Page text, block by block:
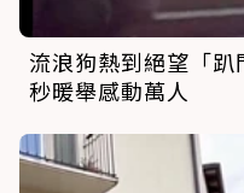
流浪狗熱到絕望「
秒暖舉感動萬人